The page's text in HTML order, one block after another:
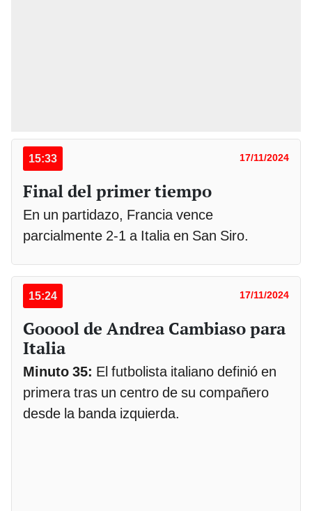
15:33 17/11/2024
Final del primer tiempo
En un partidazo, Francia vence
parcialmente 2-1 a Italia en San Siro.
15:24 17/11/2024
Gooool de Andrea Cambiaso para
Italia
Minuto 35: El futbolista italiano definió en
primera tras un centro de su compañero
desde la banda izquierda.